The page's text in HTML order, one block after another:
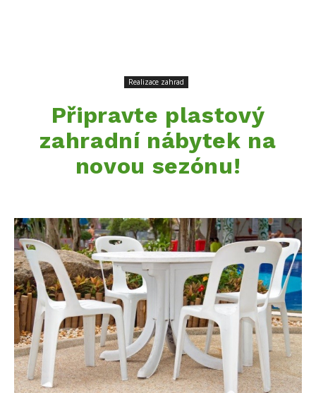
Realizace zahrad
Připravte plastový
zahradní nábytek na
novou sezónu!